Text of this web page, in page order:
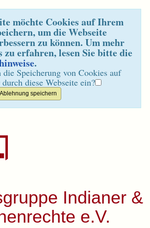
möchte Cookies auf Ihrem
um die Webseite
zu können. Um mehr
zu erfahren, lesen Sie bitte die
.
Speicherung von Cookies auf
diese Webseite ein?
Indianer &
e.V.